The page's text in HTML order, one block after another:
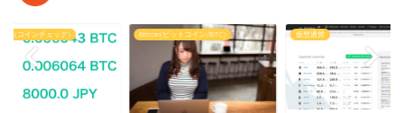
ビットコイン/BTC) 仮想通貨 coincheck(コインチェック)